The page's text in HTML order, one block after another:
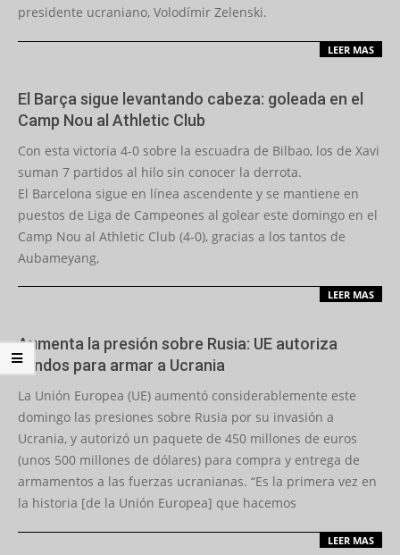
presidente ucraniano, Volodímir Zelenski.
LEER MAS
El Barça sigue levantando cabeza: goleada en el
Camp Nou al Athletic Club
Con esta victoria 4-0 sobre la escuadra de Bilbao, los de Xavi
suman 7 partidos al hilo sin conocer la derrota.
El Barcelona sigue en línea ascendente y se mantiene en
puestos de Liga de Campeones al golear este domingo en el
Camp Nou al Athletic Club (4-0), gracias a los tantos de
Aubameyang,
LEER MAS
Aumenta la presión sobre Rusia: UE autoriza
fondos para armar a Ucrania
La Unión Europea (UE) aumentó considerablemente este
domingo las presiones sobre Rusia por su invasión a
Ucrania, y autorizó un paquete de 450 millones de euros
(unos 500 millones de dólares) para compra y entrega de
armamentos a las fuerzas ucranianas. “Es la primera vez en
la historia [de la Unión Europea] que hacemos
LEER MAS